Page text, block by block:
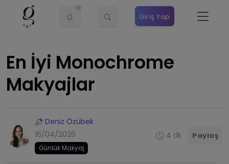
Giriş Yap
En İyi Monochrome
Makyajlar
Deniz Özübek
16/04/2026
Günlük Makyaj
4 dk Paylaş